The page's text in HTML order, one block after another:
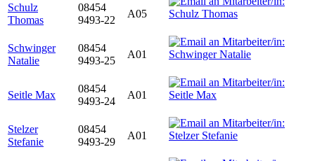
Schulz
Thomas
08454
9493-22
A05
Schwinger
Natalie
08454
9493-25
A01
Seitle Max
08454
9493-24
A01
Stelzer
Stefanie
08454
9493-29
A01